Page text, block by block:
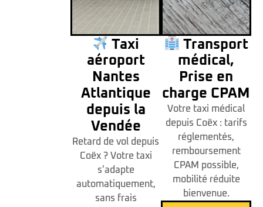
Taxi
aéroport
Nantes
Atlantique
depuis la
Vendée
Retard de vol depuis
Coëx ? Votre taxi
s'adapte
automatiquement,
sans frais
Transport
médical,
Prise en
charge CPAM
Votre taxi médical
depuis Coëx : tarifs
réglementés,
remboursement
CPAM possible,
mobilité réduite
bienvenue.